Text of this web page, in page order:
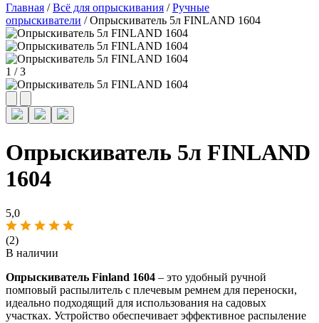
Главная /Всё для опрыскивания /Ручные
опрыскиватели / Опрыскиватель 5л FINLAND 1604
1 /3
Опрыскиватель 5л FINLAND
1604
5,0
(2)
В наличии
Опрыскиватель Finland 1604 – это удобный ручной
помповый распылитель с плечевым ремнем для переноски,
идеально подходящий для использования на садовых
участках. Устройство обеспечивает эффективное распыление